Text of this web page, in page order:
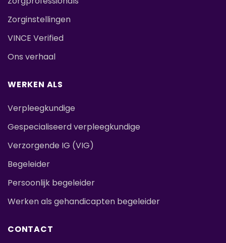
Zorginstellingen
VINCE Verified
Ons verhaal
WERKEN ALS
Verpleegkundige
Gespecialiseerd verpleegkundige
Verzorgende IG (VIG)
Begeleider
Persoonlijk begeleider
Werken als gehandicapten begeleider
CONTACT